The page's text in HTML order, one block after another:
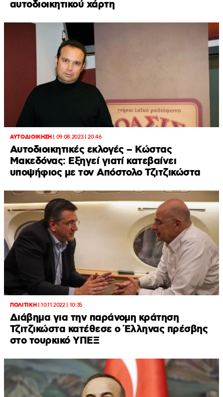
αυτοδιοικητικού χάρτη
ΑΥΤΟΔΙΟΙΚΗΣΗ| 09.08.2023 | 20:46
Αυτοδιοικητικές εκλογές – Κώστας
Μακεδόνας: Εξηγεί γιατί κατεβαίνει
υποψήφιος με τον Απόστολο Τζιτζικώστα
ΠΟΛΙΤΙΚΗ|10.11.2022 | 10:35
Διάβημα για την παράνομη κράτηση
Τζιτζικώστα κατέθεσε ο Έλληνας πρέσβης
στο τουρκικό ΥΠΕΞ